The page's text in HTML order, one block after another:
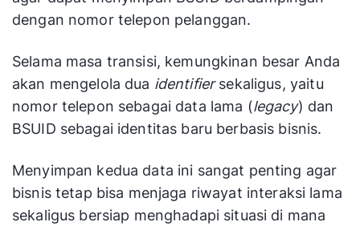
dengan nomor telepon pelanggan.
Selama masa transisi, kemungkinan besar Anda
akan mengelola dua identifiersekaligus, yaitu
nomor telepon sebagai data lama (legacy) dan
BSUID sebagai identitas baru berbasis bisnis.
Menyimpan kedua data ini sangat penting agar
bisnis tetap bisa menjaga riwayat interaksi lama
sekaligus bersiap menghadapi situasi di mana